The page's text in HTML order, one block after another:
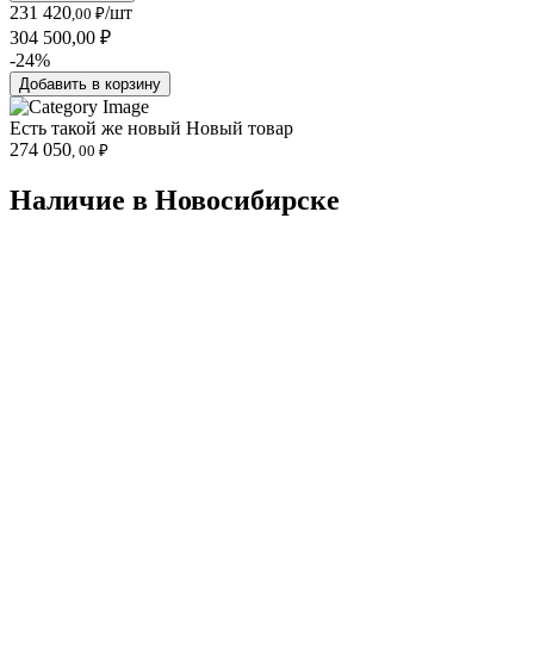
231 420 ,00 ₽/шт
304 500,00 ₽
-24%
Добавить в корзину
Есть такой же новый Новый товар
274 050 , 00 ₽
Наличие в Новосибирскe